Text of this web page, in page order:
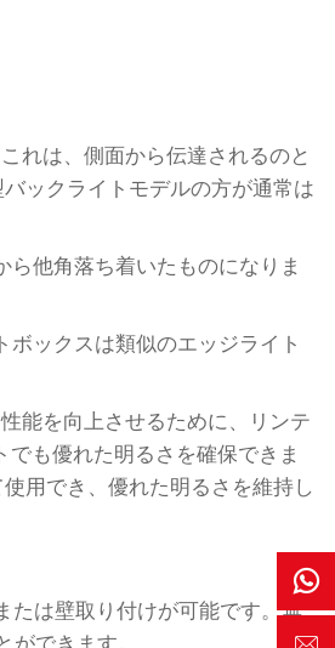
れは、側面から伝達されるのと
ックライトモデルの方が通常は
他角落ち着いたものになりま
ックスは類似のエッジライト
能を向上させるために、リンテ
も優れた明るさを確保できま
使用でき、優れた明るさを維持し
たは壁取り付けが可能です。無